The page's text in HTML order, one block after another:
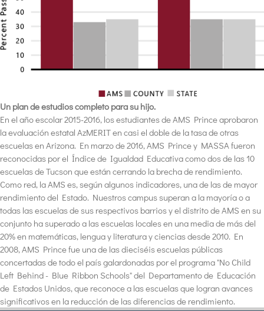
Un plan de estudios completo para su hijo.
En el año escolar 2015-2016, los estudiantes de AMS Prince aprobaron
la evaluación estatal AzMERIT en casi el doble de la tasa de otras
escuelas en Arizona. En marzo de 2016, AMS Prince y MASSA fueron
reconocidas por el Índice de Igualdad Educativa como dos de las 10
escuelas de Tucson que están cerrando la brecha de rendimiento.
Como red, la AMS es, según algunos indicadores, una de las de mayor
rendimiento del Estado. Nuestros campus superan a la mayoría o a
todas las escuelas de sus respectivos barrios y el distrito de AMS en su
conjunto ha superado a las escuelas locales en una media de más del
20% en matemáticas, lengua y literatura y ciencias desde 2010. En
2008, AMS Prince fue una de las dieciséis escuelas públicas
concertadas de todo el país galardonadas por el programa "No Child
Left Behind - Blue Ribbon Schools" del Departamento de Educación
de Estados Unidos, que reconoce a las escuelas que logran avances
significativos en la reducción de las diferencias de rendimiento.